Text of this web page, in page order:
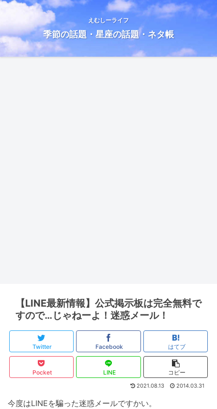
えむしーライフ
季節の話題・星座の話題・ネタ帳
【LINE最新情報】公式掲示板は完全無料で
すので…じゃねーよ！迷惑メール！
Twitter Facebook はてブ
Pocket LINE コピー
2021.08.13 2014.03.31
今度はLINEを騙った迷惑メールですかい。